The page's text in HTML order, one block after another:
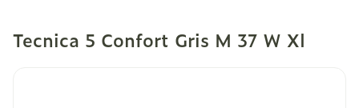
Tecnica 5 Confort Gris M 37 W Xl